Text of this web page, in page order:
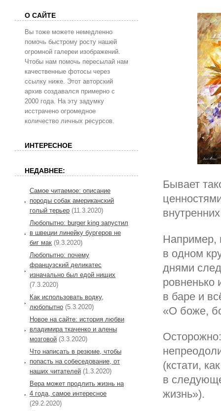
Бывает
Например,
в одном
днями
ровненько
в баре и
«О боже,
(кстати,
в
жизнь»).
О САЙТЕ
Вы тоже можете немедленно
помочь быстрому росту нашей
огромной галереи изображений.
Чтобы нам помочь пересылай нам
качественные фотосы через
ссылку ниже. Этот авторский
архив создавался примерно с
2000 года. На эту задумку
исстрачено огромедное
количество личных ресурсов.
ИНТЕРЕСНОЕ
НЕДАВНЕЕ:
Самое читаемое: описание
породы собак американский
голый терьер (11.3.2020)
Любопытно: burger king запустил
в швеции линейку бургеров не
биг мак (9.3.2020)
Любопытно: почему
французский деликатес
изначально был едой нищих
(7.3.2020)
Как использовать водку,
любопытно (5.3.2020)
Новое на сайте: история любви
владимира ткаченко и алены
мозговой (3.3.2020)
Что написать в резюме, чтобы
попасть на собеседование, от
наших читателей (1.3.2020)
Вера может продлить жизнь на
4 года, самое интересное
(29.2.2020)